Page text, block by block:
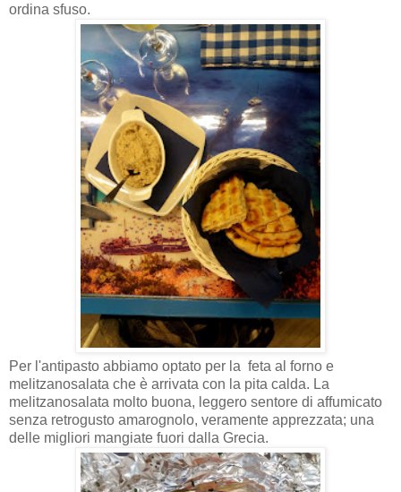
ordina sfuso.
Per l'antipasto abbiamo optato per la feta al forno e
melitzanosalata che è arrivata con la pita calda. La
melitzanosalata molto buona, leggero sentore di affumicato
senza retrogusto amarognolo, veramente apprezzata; una
delle migliori mangiate fuori dalla Grecia.